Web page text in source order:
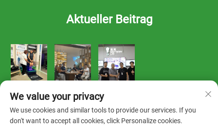
Aktueller Beitrag
We value your privacy
We use cookies and similar tools to provide our services. If you
don't want to accept all cookies, click Personalize cookies.